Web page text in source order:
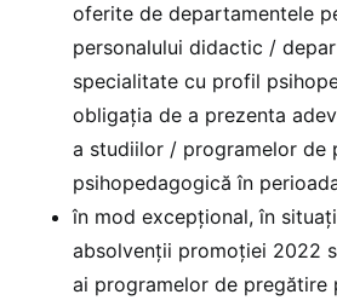
oferite de departamentele
personalului didactic /
specialitate cu profil
obligația de a prezenta
a studiilor / programelor de
psihopedagogică în
în mod excepțional, în
absolvenții promoției 2022
ai programelor de pregătire